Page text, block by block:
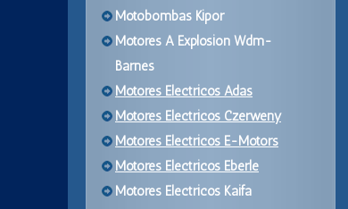
Motobombas Kipor
Motores A Explosion Wdm-
Barnes
Motores Electricos Adas
Motores Electricos Czerweny
Motores Electricos E-Motors
Motores Electricos Eberle
Motores Electricos Kaifa